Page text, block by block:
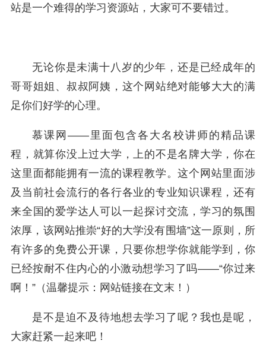
站是一个难得的学习资源站，大家可不要错过。
无论你是未满十八岁的少年，还是已经成年的
哥哥姐姐、叔叔阿姨，这个网站绝对能够大大的满
足你们好学的心理。
慕课网——里面包含各大名校讲师的精品课
程，就算你没上过大学，上的不是名牌大学，你在
这里面都能拥有一流的课程教学。这个网站里面涉
及当前社会流行的各行各业的专业知识课程，还有
来全国的爱学达人可以一起探讨交流，学习的氛围
浓厚，该网站推崇“好的大学没有围墙”这一原则，所
有许多的免费公开课，只要你想学你就能学到，你
已经按耐不住内心的小激动想学习了吗——“你过来
啊！”（温馨提示：网站链接在文末！）
是不是迫不及待地想去学习了呢？我也是呢，
大家赶紧一起来吧！